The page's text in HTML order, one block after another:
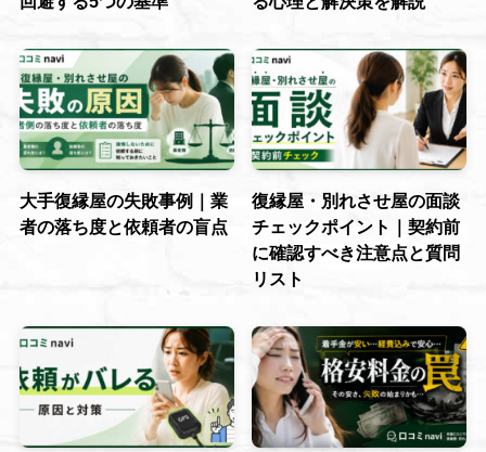
大手復縁屋の失敗事例｜業
者の落ち度と依頼者の盲点
復縁屋・別れさせ屋の面談
チェックポイント｜契約前
に確認すべき注意点と質問
リスト